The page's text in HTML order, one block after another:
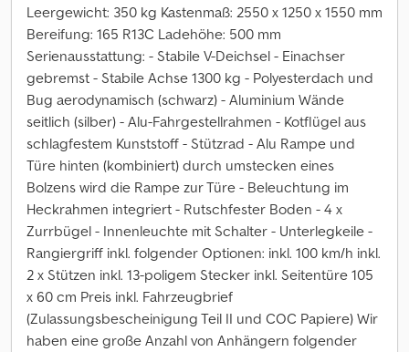
Leergewicht: 350 kg Kastenmaß: 2550 x 1250 x 1550 mm
Bereifung: 165 R13C Ladehöhe: 500 mm
Serienausstattung: - Stabile V-Deichsel - Einachser
gebremst - Stabile Achse 1300 kg - Polyesterdach und
Bug aerodynamisch (schwarz) - Aluminium Wände
seitlich (silber) - Alu-Fahrgestellrahmen - Kotflügel aus
schlagfestem Kunststoff - Stützrad - Alu Rampe und
Türe hinten (kombiniert) durch umstecken eines
Bolzens wird die Rampe zur Türe - Beleuchtung im
Heckrahmen integriert - Rutschfester Boden - 4 x
Zurrbügel - Innenleuchte mit Schalter - Unterlegkeile -
Rangiergriff inkl. folgender Optionen: inkl. 100 km/h inkl.
2 x Stützen inkl. 13-poligem Stecker inkl. Seitentüre 105
x 60 cm Preis inkl. Fahrzeugbrief
(Zulassungsbescheinigung Teil II und COC Papiere) Wir
haben eine große Anzahl von Anhängern folgender